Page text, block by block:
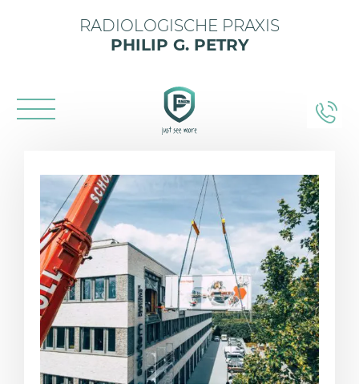
RADIOLOGISCHE PRAXIS
PHILIP G. PETRY